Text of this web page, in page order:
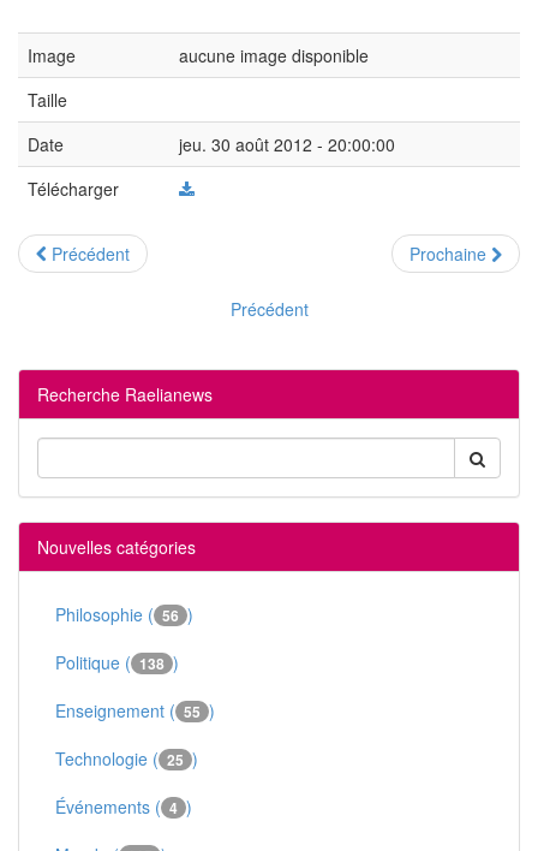
Image
aucune image disponible
Taille
Date
jeu. 30 août 2012 - 20:00:00
Télécharger
Précédent Prochaine
Précédent
Recherche Raelianews
Nouvelles catégories
Philosophie ( 56 )
Politique ( 138 )
Enseignement ( 55 )
Technologie ( 25 )
Événements ( 4 )